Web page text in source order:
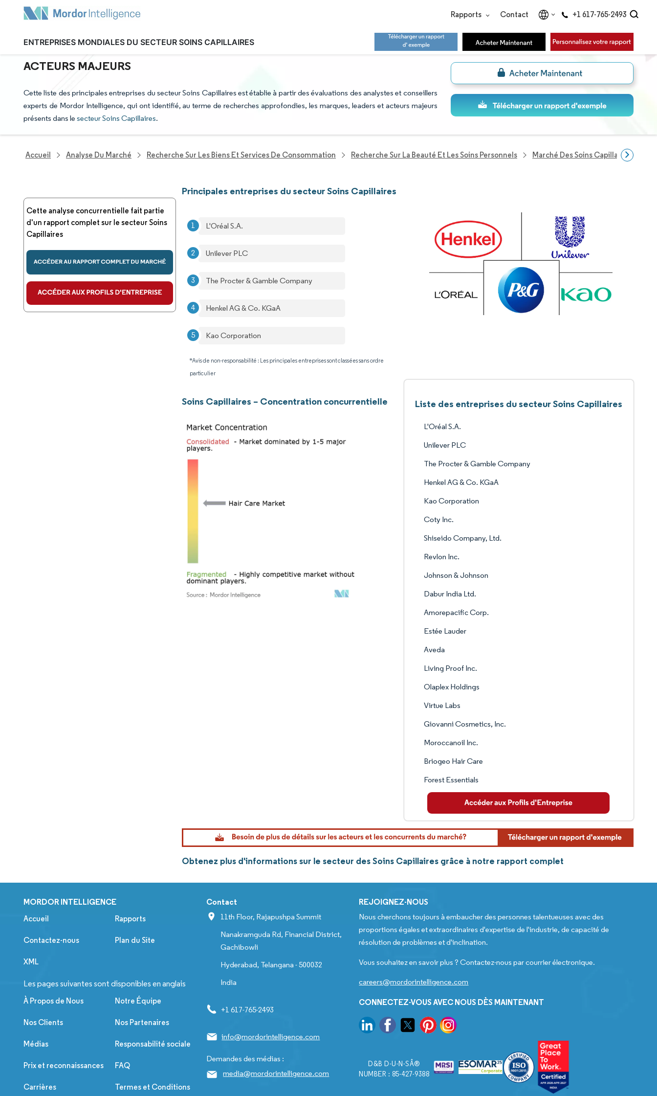
Rapports Contact +1 617-765-2493
PRINCIPALES ENTREPRISES DU SECTEUR SOINS CAPILLAIRES : LEADERS ET
ACTEURS MAJEURS
Cette liste des principales entreprises du secteur Soins Capillaires est établie à partir des évaluations des analystes et conseillers
experts de Mordor Intelligence, qui ont identifié, au terme de recherches approfondies, les marques, leaders et acteurs majeurs
présents dans le secteur Soins Capillaires.
Accueil Analyse Du Marché Recherche Sur Les Biens Et Services De Consommation Recherche Sur La Beauté Et Les Soins Personnels Marché Des Soins Capillaires
Cette analyse concurrentielle fait partie
d'un rapport complet sur le secteur Soins
Capillaires
Principales entreprises du secteur Soins Capillaires
L'Oréal S.A.
Unilever PLC
The Procter & Gamble Company
Henkel AG & Co. KGaA
Kao Corporation
*Avis de non-responsabilité : Les principales entreprises sont classées sans ordre
particulier
Soins Capillaires – Concentration concurrentielle Liste des entreprises du secteur Soins Capillaires
L'Oréal S.A.
Unilever PLC
The Procter & Gamble Company
Henkel AG & Co. KGaA
Kao Corporation
Coty Inc.
Shiseido Company, Ltd.
Revlon Inc.
Johnson & Johnson
Dabur India Ltd.
Amorepacific Corp.
Estée Lauder
Aveda
Living Proof Inc.
Olaplex Holdings
Virtue Labs
Giovanni Cosmetics, Inc.
Moroccanoil Inc.
Briogeo Hair Care
Forest Essentials
Obtenez plus d'informations sur le secteur des Soins Capillaires grâce à notre rapport complet
MORDOR INTELLIGENCE
Accueil Rapports
Contactez-nous Plan du Site
XML
Les pages suivantes sont disponibles en anglais
À Propos de Nous Notre Équipe
Nos Clients Nos Partenaires
Médias Responsabilité sociale
Prix et reconnaissances FAQ
Carrières Termes et Conditions
Contact
11th Floor, Rajapushpa Summit
Nanakramguda Rd, Financial District,
Gachibowli
Hyderabad, Telangana - 500032
India
+1 617-765-2493
info@mordorintelligence.com
Demandes des médias :
media@mordorintelligence.com
REJOIGNEZ-NOUS
Nous cherchons toujours à embaucher des personnes talentueuses avec des
proportions égales et extraordinaires d'expertise de l'industrie, de capacité de
résolution de problèmes et d'inclination.
Vous souhaitez en savoir plus ? Contactez-nous par courrier électronique.
careers@mordorintelligence.com
CONNECTEZ-VOUS AVEC NOUS DÈS MAINTENANT
D&B D-U-N-SÂ®
NUMBER : 85-427-9388
ENTREPRISES MONDIALES DU SECTEUR SOINS CAPILLAIRES